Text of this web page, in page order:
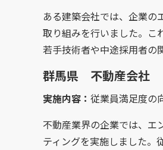
ある建築会社では、企業の
取り組みを行いました。こ
若手技術者や中途採用者の
群馬県 不動産会社
実施内容： 従業員満足度の
不動産業界の企業では、エ
ティングを実施しました。